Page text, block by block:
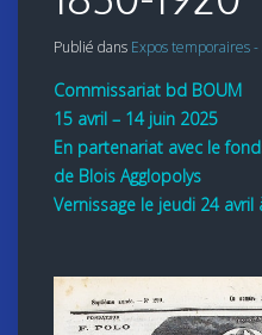
Publié dans Expos temporaires
Commissariat bd BOUM
15 avril – 14 juin 2025
En partenariat avec le
de Blois Agglopolys
Vernissage le jeudi 24 avril